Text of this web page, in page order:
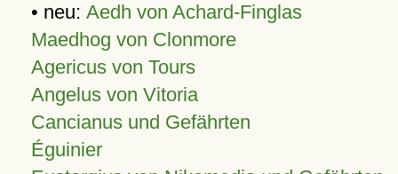
• neu: Aedh von Achard-Finglas
Maedhog von Clonmore
Agericus von Tours
Angelus von Vitoria
Cancianus und Gefährten
Éguinier